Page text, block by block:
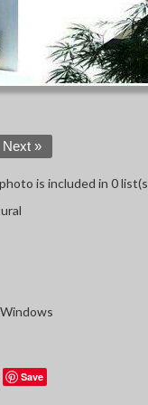
Next »
is included in 0
Save